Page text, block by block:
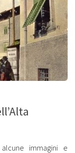
immagini e